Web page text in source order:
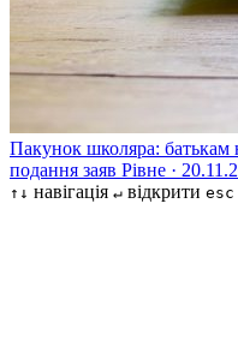
Пакунок школяра: батькам
подання заяв Рівне ·
↑↓ навігація ↵ відкрити esc